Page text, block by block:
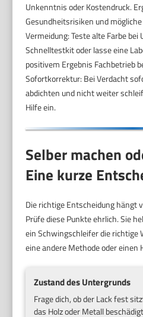
Unkenntnis oder Kostendruck.
Gesundheitsrisiken und
Vermeidung: Teste alte Farbe
Schnelltestkit oder lasse eine
positivem Ergebnis Fachbetrieb
Sofortkorrektur: Bei Verdacht
abdichten und nicht weiter
Hilfe ein.
Selber machen
Eine kurze
Die richtige Entscheidung hängt
Prüfe diese Punkte ehrlich. Sie
ein Schwingschleifer die richtige
eine andere Methode oder
Zustand des Untergrunds
Frage dich, ob der Lack fest
das Holz oder Metall